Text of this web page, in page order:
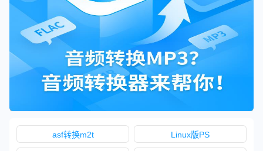
asf转换m2t Linux版PS